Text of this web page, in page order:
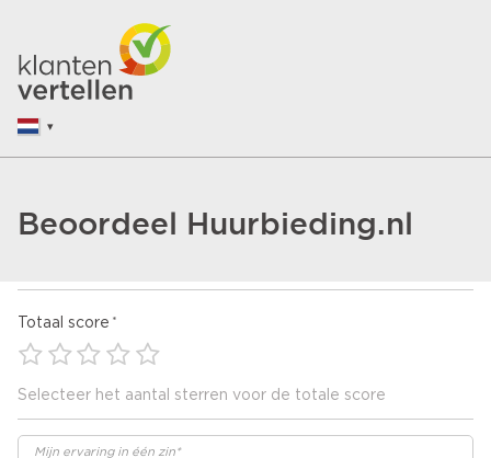
Beoordeel Huurbieding.nl
Totaal score
Selecteer het aantal sterren voor de totale score